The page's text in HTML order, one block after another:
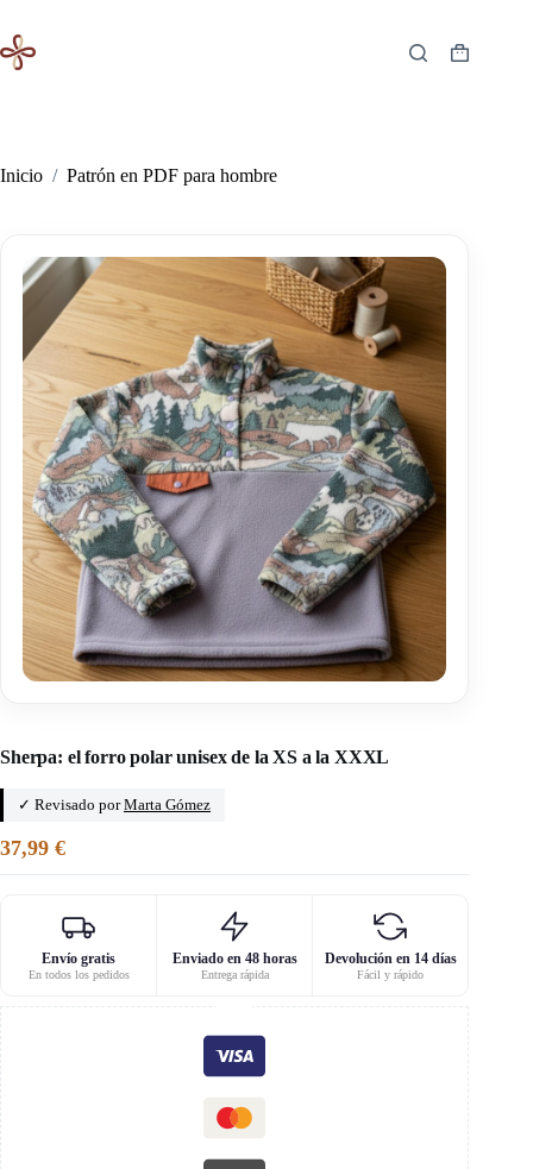
contenido
Carro
Inicio / Patrón en PDF para hombre
Sherpa: el forro polar unisex de la XS a la XXXL
✓ Revisado porMarta Gómez
37,99 €
Envío gratis
En todos los pedidos
Enviado en 48 horas
Entrega rápida
Devolución en 14 días
Fácil y rápido